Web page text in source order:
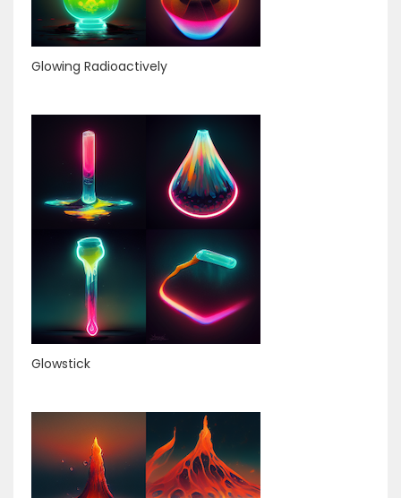
Glowing Radioactively
Glowstick